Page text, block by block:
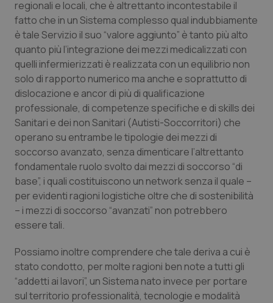
Quotidiano Cardiologia
Quotidiano Chirurgia
Quotidiano Oncologia
Quotidiano Pediatria
Rene & patologie urogenitali
Salute orale & impianti
Sangue & coagulazione
Tiroide
Tumore al seno
Tumore ovarico
regionali e locali, che è altrettanto incontestabile il
fatto che in un Sistema complesso qual indubbiamente
è tale Servizio il suo “valore aggiunto” è tanto più alto
quanto più l’integrazione dei mezzi medicalizzati con
quelli infermierizzati è realizzata con un equilibrio non
solo di rapporto numerico ma anche e soprattutto di
dislocazione e ancor di più di qualificazione
professionale, di competenze specifiche e di skills dei
Sanitari e dei non Sanitari (Autisti-Soccorritori) che
operano su entrambe le tipologie dei mezzi di
soccorso avanzato, senza dimenticare l’altrettanto
fondamentale ruolo svolto dai mezzi di soccorso “di
base”, i quali costituiscono un network senza il quale –
per evidenti ragioni logistiche oltre che di sostenibilità
– i mezzi di soccorso “avanzati” non potrebbero
essere tali.
Possiamo inoltre comprendere che tale deriva a cui è
stato condotto, per molte ragioni ben note a tutti gli
“addetti ai lavori”, un Sistema nato invece per portare
sul territorio professionalità, tecnologie e modalità